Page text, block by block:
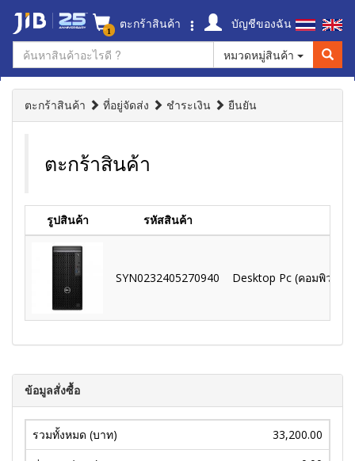
1 ตะกร้าสินค้า
บัญชีของฉัน
หมวดหมู่สินค้า
ตะกร้าสินค้า ที่อยู่จัดส่ง ชำระเงิน ยืนยัน
ตะกร้าสินค้า
รูปสินค้า รหัสสินค้า
SYN0232405270940 Desktop Pc (คอมพิวเต
ข้อมูลสั่งซื้อ
รวมทั้งหมด (บาท)
33,200.00